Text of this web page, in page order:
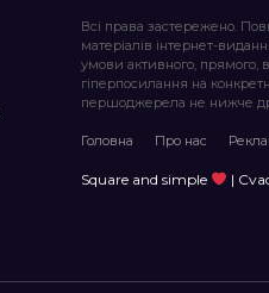
Всі права застережено.
матеріалів інтернет-
умови активного, прямого,
гіперпосилання на
першоджерела не нижче
Головна Про нас
Square and simple |